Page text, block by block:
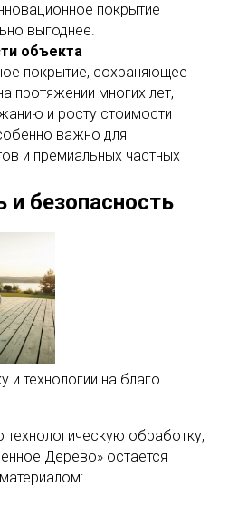
покрытие
выгоднее.
объекта
покрытие, сохраняющее
протяжении многих лет,
и росту стоимости
важно для
и премиальных частных
и безопасность
и технологии на благо
обработку,
Дерево» остается